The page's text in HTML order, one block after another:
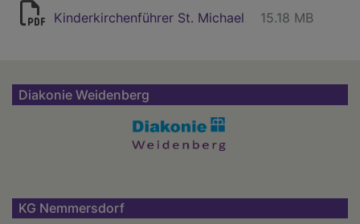
Kinderkirchenführer St. Michael 15.18 MB
Diakonie Weidenberg
KG Nemmersdorf